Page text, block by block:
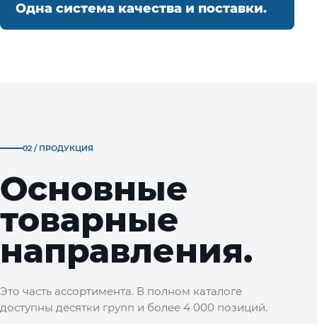
Одна система качества и поставки.
02 / ПРОДУКЦИЯ
Основные
товарные
направления.
Это часть ассортимента. В полном каталоге
доступны десятки групп и более 4 000 позиций.